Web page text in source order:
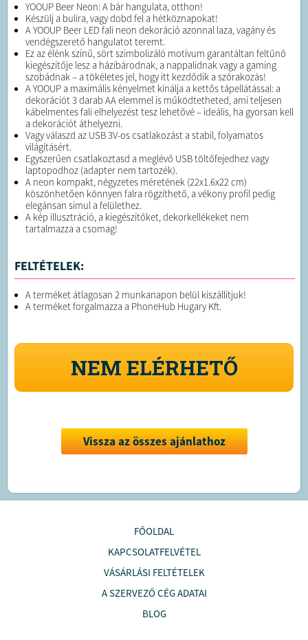
YOOUP Beer Neon: A bár hangulata, otthon!
Készülj a bulira, vagy dobd fel a hétköznapokat!
A YOOUP Beer LED fali neon dekoráció azonnal laza, vagány és
vendégszerető hangulatot teremt.
Ez az élénk színű, sört szimbolizáló motívum garantáltan feltűnő
kiegészítője lesz a házibárodnak, a nappalidnak vagy a gaming
szobádnak – a tökéletes jel, hogy itt kezdődik a szórakozás!
A YOOUP a maximális kényelmet kínálja a kettős tápellátással: a
dekorációt 3 darab AA elemmel is működtetheted, ami teljesen
kábelmentes fali elhelyezést tesz lehetővé – ideális, ha gyorsan kell
a dekorációt áthelyezni.
Vagy válaszd az USB 3V-os csatlakozást a stabil, folyamatos
világításért.
Egyszerűen csatlakoztasd a meglévő USB töltőfejedhez vagy
laptopodhoz (adapter nem tartozék).
A neon kompakt, négyzetes méretének (22x1.6x22 cm)
köszönhetően könnyen falra rögzíthető, a vékony profil pedig
elegánsan simul a felülethez.
A kép illusztráció, a kiegészítőket, dekorkellékeket nem
tartalmazza a csomag!
FELTÉTELEK:
A terméket átlagosan 2 munkanapon belül kiszállítjuk!
A terméket forgalmazza a PhoneHub Hugary Kft.
NEM ELÉRHETŐ
Vissza az összes ajánlathoz
FŐOLDAL
KAPCSOLATFELVÉTEL
VÁSÁRLÁSI FELTÉTELEK
A SZERVEZŐ CÉG ADATAI
BLOG